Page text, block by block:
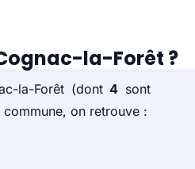
la-Forêt ?
la-Forêt (dont4 sont
on retrouve :